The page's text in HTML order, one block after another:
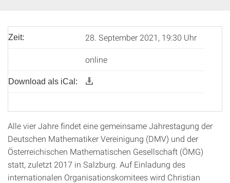
Zeit: 28. September 2021, 19:30 Uhr
online
Download als iCal:
Alle vier Jahre findet eine gemeinsame Jahrestagung der
Deutschen Mathematiker Vereinigung (DMV) und der
Österreichischen Mathematischen Gesellschaft (ÖMG)
statt, zuletzt 2017 in Salzburg. Auf Einladung des
internationalen Organisationskomitees wird Christian